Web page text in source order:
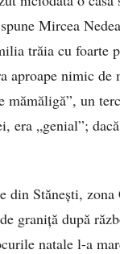
Mircea
trăia cu foarte
aproape nimic de
mămăligă”, un
era „genial”;
din Stănești,
graniță după
natale l-a